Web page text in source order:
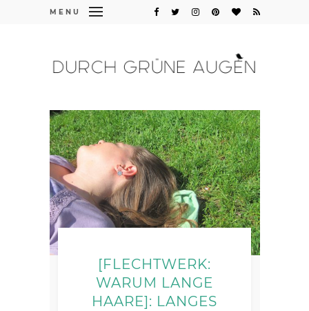
MENU
[FLECHTWERK:
WARUM LANGE
HAARE]: LANGES